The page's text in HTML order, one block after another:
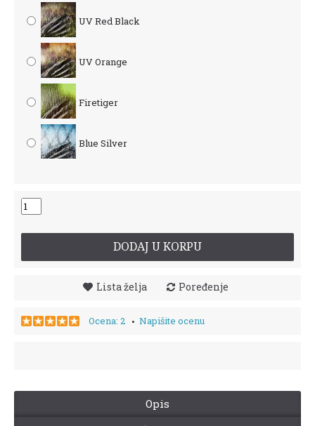
UV Red Black
UV Orange
Firetiger
Blue Silver
DODAJ U KORPU
Lista želja Poređenje
Ocena: 2 • Napišite ocenu
Opis